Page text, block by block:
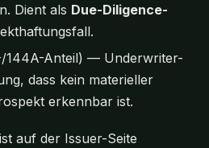
Dient als Due-Diligence-
144A-Anteil) — Underwriter-
dass kein materieller
erkennbar ist.
auf der Issuer-Seite